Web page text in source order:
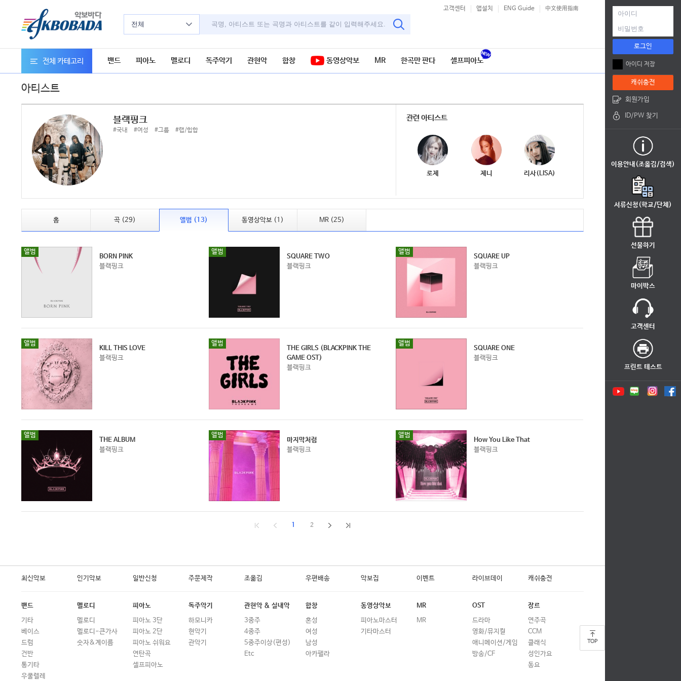
전체
고객센터 앱설치 ENG Guide 中文使用指南
전체 카테고리 밴드 피아노 멜로디 독주악기 관현악 합창 동영상악보 MR 한곡만 판다 셀프피아노
아티스트
블랙핑크
#국내 #여성 #그룹 #랩/힙합
관련 아티스트
로제 제니 리사(LISA)
홈 곡 (29) 앨범 (13) 동영상악보 (1) MR (25)
앨범
BORN PINK
블랙핑크
앨범
SQUARE TWO
블랙핑크
앨범
SQUARE UP
블랙핑크
앨범
KILL THIS LOVE
블랙핑크
앨범
THE GIRLS (BLACKPINK THE
GAME OST)
블랙핑크
앨범
SQUARE ONE
블랙핑크
앨범
THE ALBUM
블랙핑크
앨범
마지막처럼
블랙핑크
앨범
How You Like That
블랙핑크
1 2
최신악보 인기악보 일반신청 주문제작 조옮김 우편배송 악보집 이벤트 라이브데이 캐쉬충전
밴드
기타
베이스
드럼
건반
통기타
우쿨렐레
멜로디
멜로디
멜로디-큰가사
숫자&계이름
피아노
피아노 3단
피아노 2단
피아노 쉬워요
연탄곡
셀프피아노
독주악기
하모니카
현악기
관악기
관현악 & 실내악
3중주
4중주
5중주이상(편성)
Etc
합창
혼성
여성
남성
아카펠라
동영상악보
피아노마스터
기타마스터
MR
MR
OST
드라마
영화/뮤지컬
애니메이션/게임
방송/CF
장르
연주곡
CCM
클래식
성인가요
동요
로그인
아이디 저장
캐쉬충전
회원가입
ID/PW 찾기
이용안내(조옮김/검색)
서류신청(학교/단체)
선물하기
마이박스
고객센터
프린트 테스트
TOP